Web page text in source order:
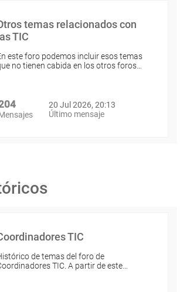
temas relacionados con
las TIC
este foro podemos incluir esos temas
no tienen cabida en los otros foros…
20 Jul 2026, 20:13
Último mensaje
TIC
de temas del foro de
TIC. A partir de este…